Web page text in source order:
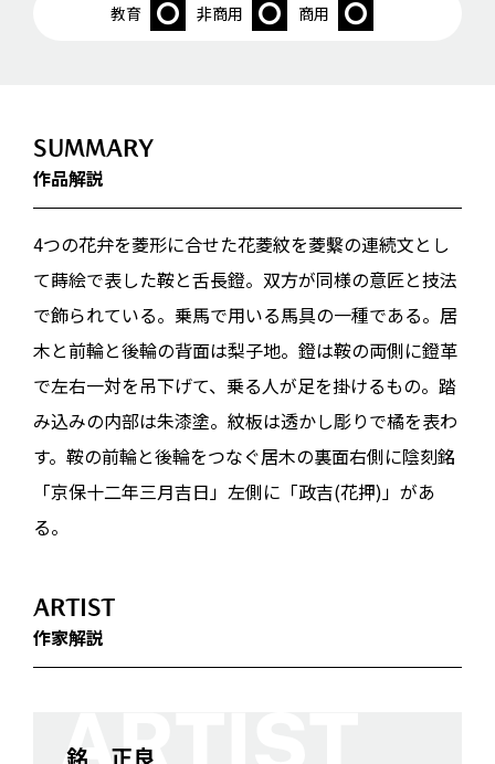
教育 非商用 商用
SUMMARY
作品解説
4つの花弁を菱形に合せた花菱紋を菱繫の連続文とし
て蒔絵で表した鞍と舌長鐙。双方が同様の意匠と技法
で飾られている。乗馬で用いる馬具の一種である。居
木と前輪と後輪の背面は梨子地。鐙は鞍の両側に鐙革
で左右一対を吊下げて、乗る人が足を掛けるもの。踏
み込みの内部は朱漆塗。紋板は透かし彫りで橘を表わ
す。鞍の前輪と後輪をつなぐ居木の裏面右側に陰刻銘
「京保十二年三月吉日」左側に「政吉(花押)」があ
る。
ARTIST
作家解説
銘 正良